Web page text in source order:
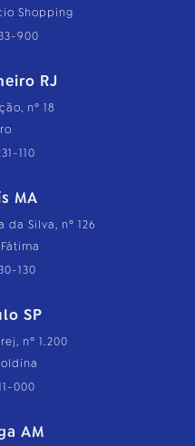
Shopping
900
RJ
nº 18
110
MA
da Silva, nº 126
130
SP
nº 1.200
000
AM